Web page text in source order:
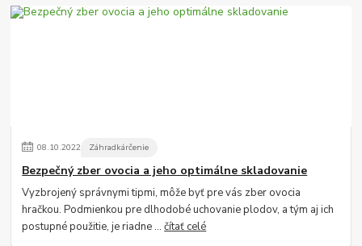
08.10.2022 Záhradkárčenie
Bezpečný zber ovocia a jeho optimálne skladovanie
Vyzbrojený správnymi tipmi, môže byť pre vás zber ovocia
hračkou. Podmienkou pre dlhodobé uchovanie plodov, a tým aj ich
postupné použitie, je riadne ...čítať celé